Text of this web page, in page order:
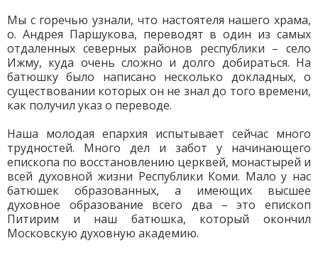
Мы с горечью узнали, что настоятеля нашего храма,
о. Андрея Паршукова, переводят в один из самых
отдаленных северных районов республики – село
Ижму, куда очень сложно и долго добираться. На
батюшку было написано несколько докладных, о
существовании которых он не знал до того времени,
как получил указ о переводе.
Наша молодая епархия испытывает сейчас много
трудностей. Много дел и забот у начинающего
епископа по восстановлению церквей, монастырей и
всей духовной жизни Республики Коми. Мало у нас
батюшек образованных, а имеющих высшее
духовное образование всего два – это епископ
Питирим и наш батюшка, который окончил
Московскую духовную академию.